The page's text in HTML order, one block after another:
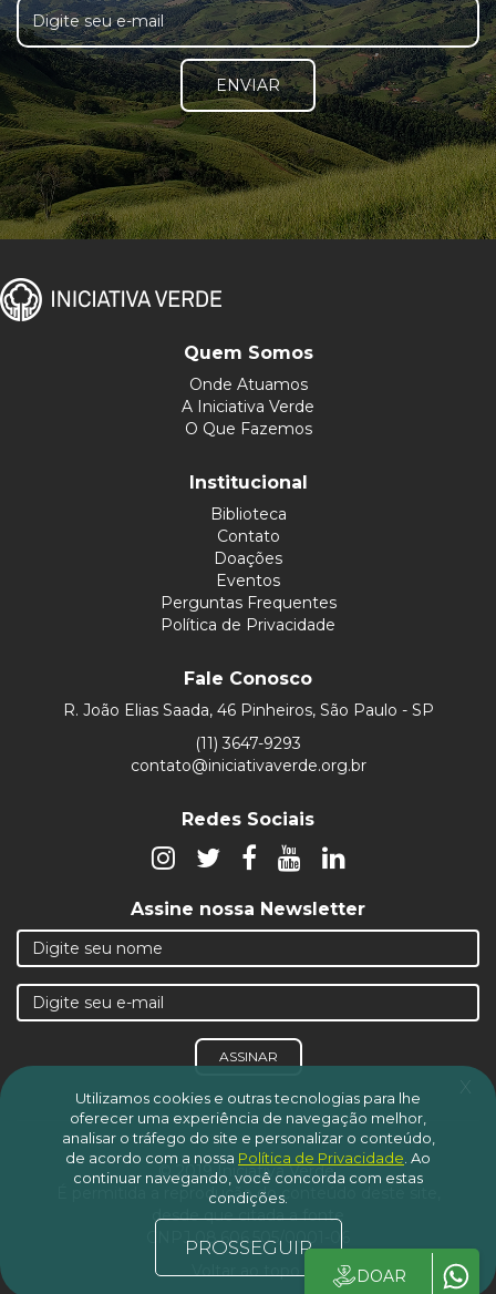
ENVIAR
Quem Somos
Onde Atuamos
A Iniciativa Verde
O Que Fazemos
Institucional
Biblioteca
Contato
Doações
Eventos
Perguntas Frequentes
Política de Privacidade
Fale Conosco
R. João Elias Saada, 46 Pinheiros, São Paulo - SP
(11) 3647-9293
contato@iniciativaverde.org.br
Redes Sociais
Assine nossa Newsletter
ASSINAR
© 2019 Iniciativa Verde.
É permitida a reprodução do conteúdo deste site,
desde que citada a fonte
CNPJ 08.606.505/0001-06
Voltar ao topo
x
Utilizamos cookies e outras tecnologias para lhe
oferecer uma experiência de navegação melhor,
analisar o tráfego do site e personalizar o conteúdo,
de acordo com a nossa Política de Privacidade Ao
continuar navegando, você concorda com estas
condições.
PROSSEGUIR
DOAR